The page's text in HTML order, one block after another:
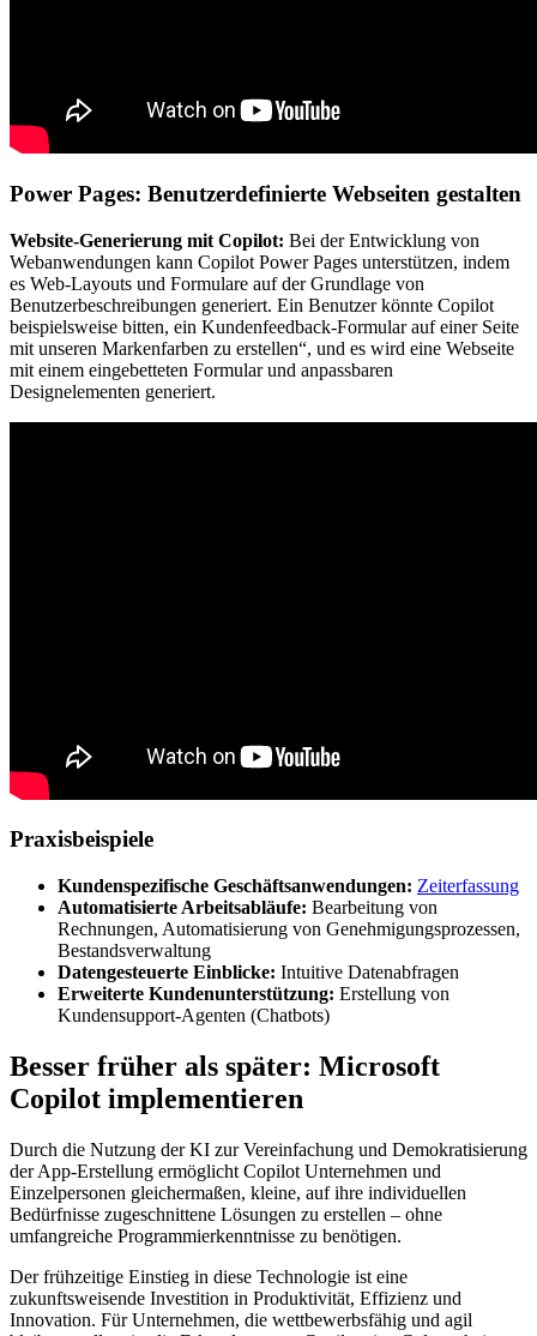
Power Pages: Benutzerdefinierte Webseiten gestalten
Website-Generierung mit Copilot: Bei der Entwicklung von
Webanwendungen kann Copilot Power Pages unterstützen, indem
es Web-Layouts und Formulare auf der Grundlage von
Benutzerbeschreibungen generiert. Ein Benutzer könnte Copilot
beispielsweise bitten, ein Kundenfeedback-Formular auf einer Seite
mit unseren Markenfarben zu erstellen“, und es wird eine Webseite
mit einem eingebetteten Formular und anpassbaren
Designelementen generiert.
Praxisbeispiele
Kundenspezifische Geschäftsanwendungen: Zeiterfassung
Automatisierte Arbeitsabläufe: Bearbeitung von
Rechnungen, Automatisierung von Genehmigungsprozessen,
Bestandsverwaltung
Datengesteuerte Einblicke: Intuitive Datenabfragen
Erweiterte Kundenunterstützung: Erstellung von
Kundensupport-Agenten (Chatbots)
Besser früher als später: Microsoft
Copilot implementieren
Durch die Nutzung der KI zur Vereinfachung und Demokratisierung
der App-Erstellung ermöglicht Copilot Unternehmen und
Einzelpersonen gleichermaßen, kleine, auf ihre individuellen
Bedürfnisse zugeschnittene Lösungen zu erstellen – ohne
umfangreiche Programmierkenntnisse zu benötigen.
Der frühzeitige Einstieg in diese Technologie ist eine
zukunftsweisende Investition in Produktivität, Effizienz und
Innovation. Für Unternehmen, die wettbewerbsfähig und agil